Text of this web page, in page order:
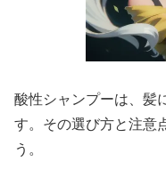
酸性シャンプーは、髪
す。その選び方と注意
う。